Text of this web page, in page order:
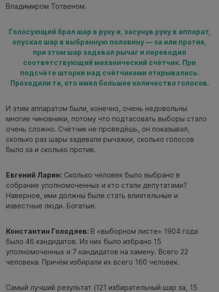
Владимиром Тотвеном.
Голосующий брал шар в руку и, засунув руку в аппарат,
опускал шар в выбранную половину — за или против,
при этом шар задевал рычаг и переводил
соответствующий механический счётчик. При
подсчёте шторки над счётчиками открывались.
Проходили те, кто имел большее количество голосов.
И этим аппаратом были, конечно, очень недовольны
многие чиновники, потому что подтасовать выборы стало
очень сложно. Счётчик не проведёшь, он показывал,
сколько раз шары задевали рычажки, сколько голосов
было за и сколько против.
Евгений Ларин: Сколько человек было выбрано в
собрание уполномоченных и кто стали депутатами?
Наверное, ими должны были стать влиятельные и
известные люди. Богатые.
Константин Голодяев: В «выборном листе» 1904 года
было 46 кандидатов. Из них было избрано 15
уполномоченных и 7 кандидатов на замену. Всего 22
человека. Причём избирали их всего 160 человек.
Самый лучший результат (121 избирательный шар за, 15